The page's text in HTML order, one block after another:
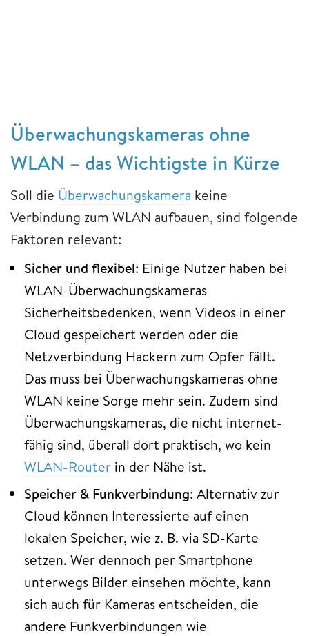
Überwachungskameras ohne
WLAN – das Wichtigste in Kürze
Soll die Überwachungskamera keine
Verbindung zum WLAN aufbauen, sind folgende
Faktoren relevant:
Sicher und flexibel: Einige Nutzer haben bei
WLAN-Überwachungskameras
Sicherheitsbedenken, wenn Videos in einer
Cloud gespeichert werden oder die
Netzverbindung Hackern zum Opfer fällt.
Das muss bei Überwachungskameras ohne
WLAN keine Sorge mehr sein. Zudem sind
Überwachungskameras, die nicht internet-
fähig sind, überall dort praktisch, wo kein
WLAN-Router in der Nähe ist.
Speicher & Funkverbindung: Alternativ zur
Cloud können Interessierte auf einen
lokalen Speicher, wie z. B. via SD-Karte
setzen. Wer dennoch per Smartphone
unterwegs Bilder einsehen möchte, kann
sich auch für Kameras entscheiden, die
andere Funkverbindungen wie